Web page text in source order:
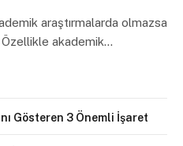
araştırmalarda olmazsa
akademik…
Gösteren 3 Önemli İşaret